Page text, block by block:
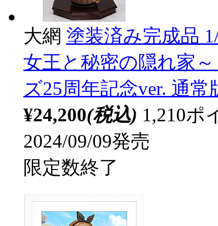
大網 塗装済み完成品
女王と秘密の隠れ家
ズ25周年記念ver. 通常
¥24,200(税込) 1,210ポ
2024/09/09発売
限定数終了